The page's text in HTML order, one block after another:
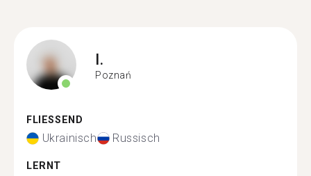
I.
Poznań
FLIESSEND
Ukrainisch Russisch
LERNT